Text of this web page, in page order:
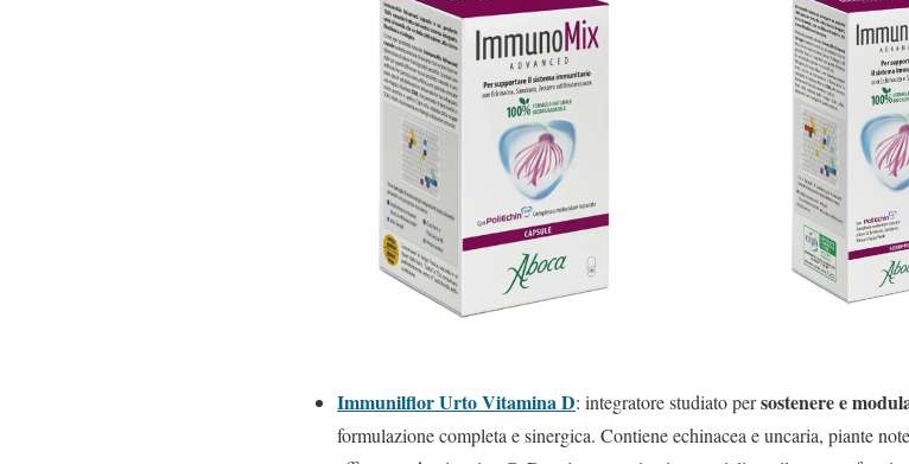
Immunilflor Urto Vitamina D: integratore studiato persostenere e
formulazione completa e sinergica. Contiene echinacea e uncaria, piante